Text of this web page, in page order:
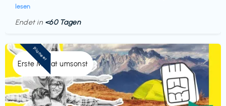
lesen
Endet in <60 Tagen
Erste Monat umsonst
Pioneer